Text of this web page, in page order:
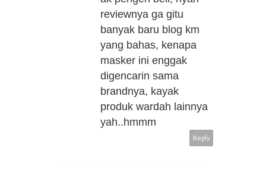
reviewnya ga gitu
banyak baru blog km
yang bahas, kenapa
masker ini enggak
digencarin sama
brandnya, kayak
produk wardah lainnya
yah..hmmm
Reply